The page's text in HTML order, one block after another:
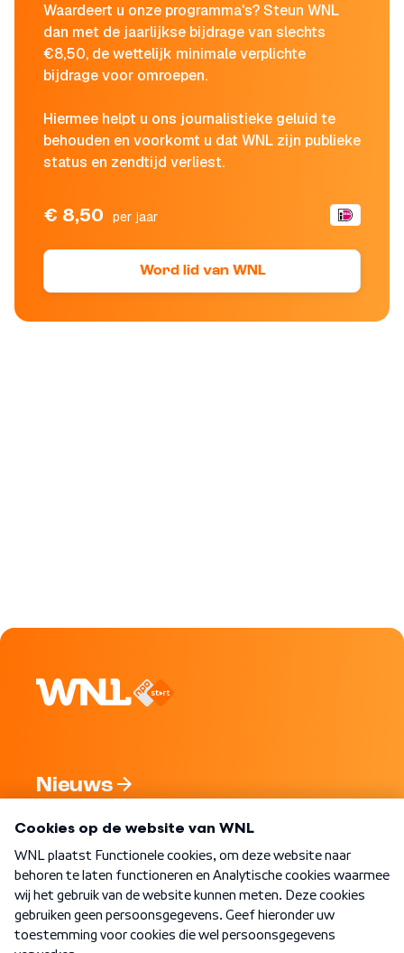
Waardeert u onze programma's? Steun WNL
dan met de jaarlijkse bijdrage van slechts
€8,50, de wettelijk minimale verplichte
bijdrage voor omroepen.
Hiermee helpt u ons journalistieke geluid te
behouden en voorkomt u dat WNL zijn publieke
status en zendtijd verliest.
€ 8,50 per jaar
Word lid van WNL
Nieuws
Nieuwsbrief
Word Lid